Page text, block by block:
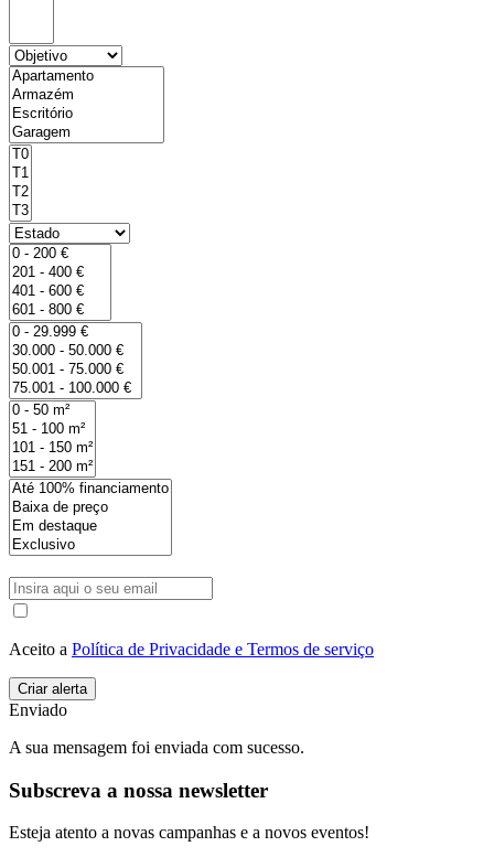
Aceito a Política de Privacidade e Termos de serviço
Enviado
A sua mensagem foi enviada com sucesso.
Subscreva a nossa newsletter
Esteja atento a novas campanhas e a novos eventos!